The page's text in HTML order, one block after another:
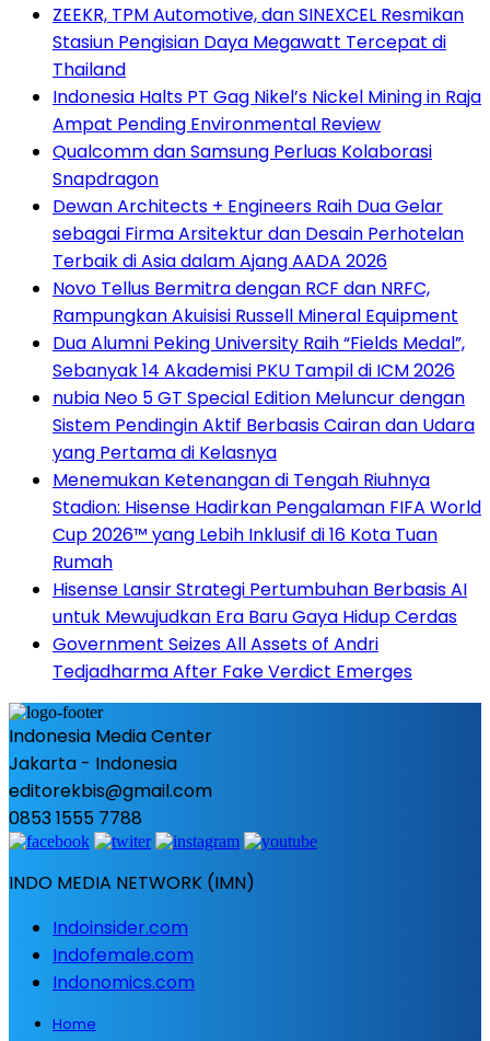
ZEEKR, TPM Automotive, dan SINEXCEL Resmikan
Stasiun Pengisian Daya Megawatt Tercepat di
Thailand
Indonesia Halts PT Gag Nikel’s Nickel Mining in Raja
Ampat Pending Environmental Review
Qualcomm dan Samsung Perluas Kolaborasi
Snapdragon
Dewan Architects + Engineers Raih Dua Gelar
sebagai Firma Arsitektur dan Desain Perhotelan
Terbaik di Asia dalam Ajang AADA 2026
Novo Tellus Bermitra dengan RCF dan NRFC,
Rampungkan Akuisisi Russell Mineral Equipment
Dua Alumni Peking University Raih “Fields Medal”,
Sebanyak 14 Akademisi PKU Tampil di ICM 2026
nubia Neo 5 GT Special Edition Meluncur dengan
Sistem Pendingin Aktif Berbasis Cairan dan Udara
yang Pertama di Kelasnya
Menemukan Ketenangan di Tengah Riuhnya
Stadion: Hisense Hadirkan Pengalaman FIFA World
Cup 2026™ yang Lebih Inklusif di 16 Kota Tuan
Rumah
Hisense Lansir Strategi Pertumbuhan Berbasis AI
untuk Mewujudkan Era Baru Gaya Hidup Cerdas
Government Seizes All Assets of Andri
Tedjadharma After Fake Verdict Emerges
Indonesia Media Center
Jakarta - Indonesia
editorekbis@gmail.com
0853 1555 7788
INDO MEDIA NETWORK (IMN)
Indoinsider.com
Indofemale.com
Indonomics.com
Home